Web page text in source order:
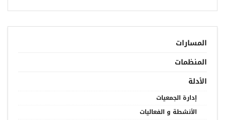
المسارات
المنظمات
الأدلة
إدارة الجمعيات
الأنشطة و الفعاليات